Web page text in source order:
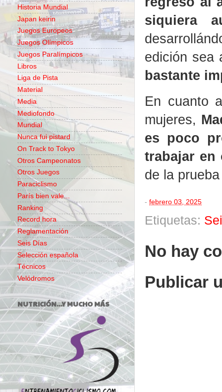
siquiera
edición sea
bastante
En cuanto
mujeres,
es poco
trabajar en
de la
- febrero 03, 2025
Etiquetas:
No hay
Publicar
Historia Mundial
Japan keirin
Juegos Europeos
Juegos Olímpicos
Juegos Paralímpicos
Libros
Liga de Pista
Material
Media
Mediofondo
Mundial
Nunca fui pistard
On Track to Tokyo
Otros Campeonatos
Otros Juegos
Paraciclismo
París bien vale...
Ranking
Record hora
Reglamentación
Seis Días
Selección española
Técnicos
Velódromos
NUTRICIÓN...Y MUCHO MÁS